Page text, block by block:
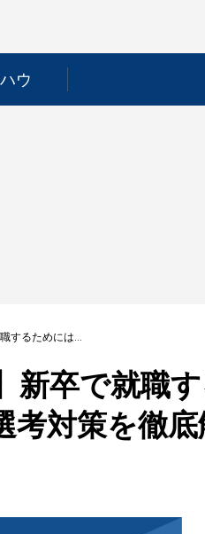
ウ
【クロスキャット】新卒で就職するためには？採用フローや選考対策を徹底解説！
新卒で就職
対策を徹底